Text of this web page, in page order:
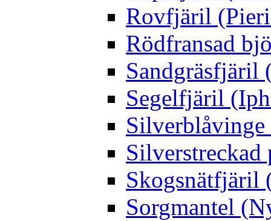
Rovfjäril
Rödfransad
Sandgräsfjäril
Segelfjäril
Silverblåvinge
Skogsnätfjäril
Sorgmantel